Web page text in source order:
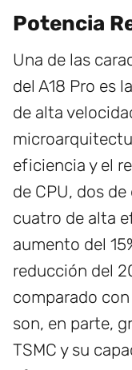
Potencia
Una de las
del A18 Pro es
de alta
eficiencia y el
de CPU, dos
cuatro de alta
aumento del
reducción del
comparado con
son, en parte,
TSMC y su